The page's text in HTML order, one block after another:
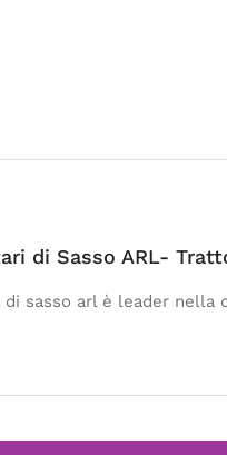
di Sasso ARL-
di sasso arl è leader